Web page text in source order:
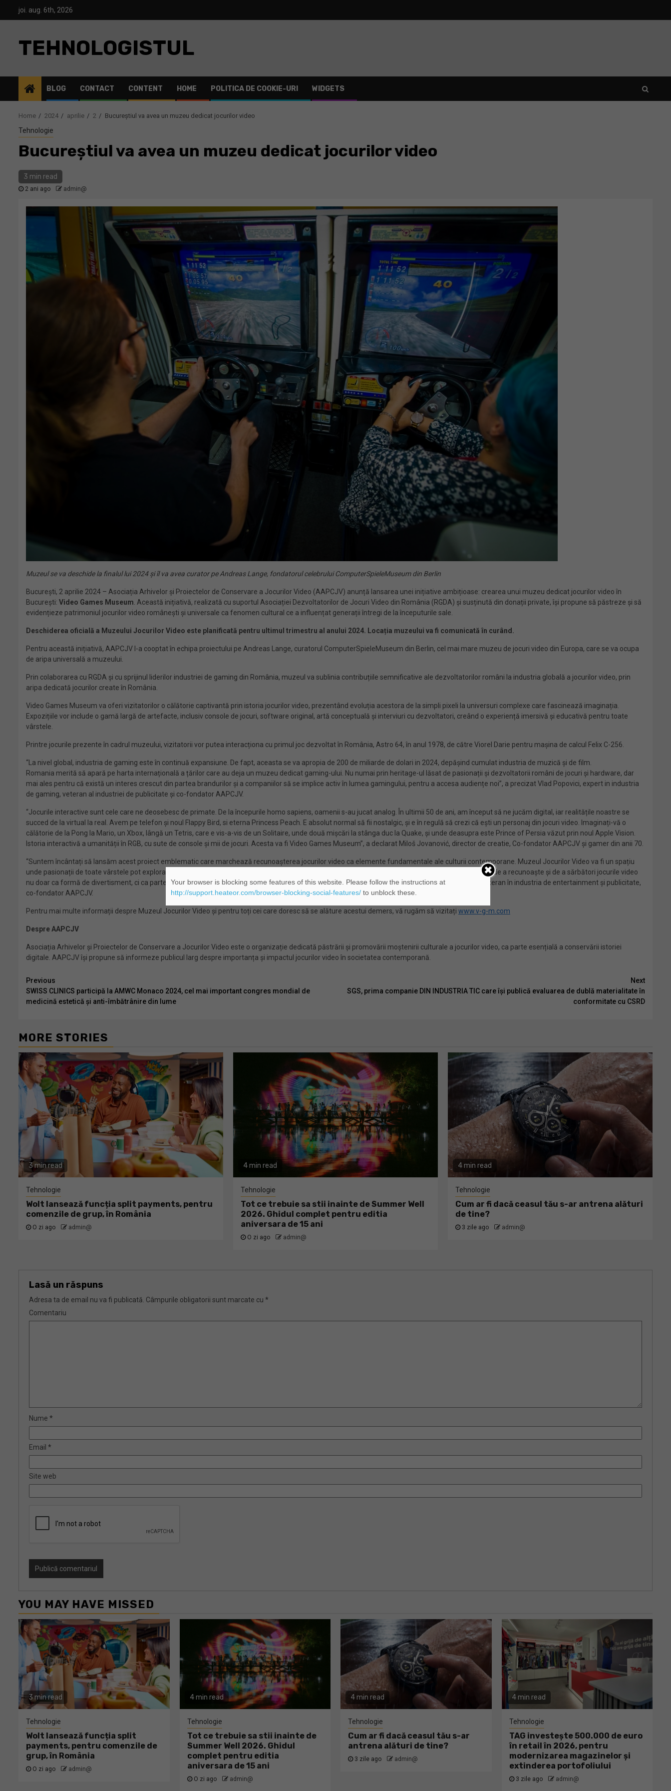
joi. aug. 6th, 2026
TEHNOLOGISTUL
BLOG CONTACT CONTENT HOME POLITICA DE COOKIE-URI WIDGETS
Home 2024 aprilie 2 Bucureștiul va avea un muzeu dedicat jocurilor video
Tehnologie
Bucureștiul va avea un muzeu dedicat jocurilor video
3 min read
2 ani ago admin@
Muzeul se va deschide la finalul lui 2024și îl va avea curator pe Andreas Lange, fondatorul celebruluiComputerSpieleMuseum din Berlin
București, 2 aprilie 2024 – Asociația Arhivelor și Proiectelor de Conservare a Jocurilor Video (AAPCJV) anunță lansarea unei inițiative ambițioase: crearea unui muzeu dedicat jocurilor video în
București: Video Games Museum . Această inițiativă, realizată cu suportul Asociației Dezvoltatorilor de Jocuri Video din România (RGDA) și susținută din donații private, își propune să păstreze și să
evidențieze patrimoniul jocurilor video românești și universale ca fenomen cultural ce a influențat generații întregi de la începuturile sale.
Deschiderea oficială a Muzeului Jocurilor Video este planificată pentru ultimul trimestru al anului 2024. Locația muzeului va fi comunicată în curând.
Pentru această inițiativă, AAPCJV l-a cooptat în echipa proiectului pe Andreas Lange, curatorul ComputerSpieleMuseum din Berlin, cel mai mare muzeu de jocuri video din Europa, care se va ocupa
de aripa universală a muzeului.
Prin colaborarea cu RGDA și cu sprijinul liderilor industriei de gaming din România, muzeul va sublinia contribuțiile semnificative ale dezvoltatorilor români la industria globală a jocurilor video, prin
aripa dedicată jocurilor create în România.
Video Games Museum va oferi vizitatorilor o călătorie captivantă prin istoria jocurilor video, prezentând evoluția acestora de la simpli pixeli la universuri complexe care fascinează imaginația.
Expozițiile vor include o gamă largă de artefacte, inclusiv console de jocuri, software original, artă conceptuală și interviuri cu dezvoltatori, creând o experiență imersivă și educativă pentru toate
vârstele.
Printre jocurile prezente în cadrul muzeului, vizitatorii vor putea interacționa cu primul joc dezvoltat în România, Astro 64, în anul 1978, de către Viorel Darie pentru mașina de calcul Felix C-256.
“La nivel global, industria de gaming este în continuă expansiune. De fapt, aceasta se va apropia de 200 de miliarde de dolari in 2024, depășind cumulat industria de muzică și de film.
Romania merită să apară pe harta internațională a țărilor care au deja un muzeu dedicat gaming-ului. Nu numai prin heritage-ul lăsat de pasionații și dezvoltatorii români de jocuri și hardware, dar
mai ales pentru că există un interes crescut din partea brandurilor și a companiilor să se implice activ în lumea gamingului, pentru a accesa audiențe noi”, a precizat Vlad Popovici, expert in industria
de gaming, veteran al industriei de publicitate și co-fondator AAPCJV.
“Jocurile interactive sunt cele care ne deosebesc de primate. De la începurile homo sapiens, oamenii s-au jucat analog. În ultimii 50 de ani, am început să ne jucăm digital, iar realitățile noastre se
succed de la virtual la real. Avem pe telefon și noul Flappy Bird, si eterna Princess Peach. E absolut normal să fii nostalgic, și e în regulă să crezi că ești un personaj din jocuri video. Imaginați-vă o
călătorie de la Pong la Mario, un Xbox, lângă un Tetris, care e vis-a-vis de un Solitaire, unde două mișcări la stânga duc la Quake, și unde deasupra este Prince of Persia văzut prin noul Apple Vision.
Istoria interactivă a umanității în RGB, cu sute de console și mii de jocuri. Acesta va fi Video Games Museum”, a declarat Miloš Jovanović, director de creatie, Co-fondator AAPCJV și gamer din anii 70.
“Suntem încântați să lansăm acest proiect emblematic care marchează recunoașterea jocurilor video ca elemente fundamentale ale culturii contemporane. Muzeul Jocurilor Video va fi un spațiu
unde pasionații de toate vârstele pot explora, învăța și găsi inspirație în istoria și arta jocurilor video. Această inițiativă subliniază angajamentul nostru de a recunoaște și de a sărbători jocurile video
nu doar ca formă de divertisment, ci ca parte importantă a patrimoniului cultural, care influențează generații întregi”, a declarat Adrian Ștefănoiu, veteran în industria de entertainment și publicitate,
co-fondator AAPCJV.
Pentru mai multe informații despre Muzeul Jocurilor Video și pentru toți cei care doresc să se alăture acestui demers, vă rugăm să vizitați www.v-g-m.com
Despre AAPCJV
Asociația Arhivelor și Proiectelor de Conservare a Jocurilor Video este o organizație dedicată păstrării și promovării moștenirii culturale a jocurilor video, ca parte esențială a conservării istoriei
digitale. AAPCJV își propune să informeze publicul larg despre importanța și impactul jocurilor video în societatea contemporană.
Continue
Reading
Previous
SWISS CLINICS participă la AMWC Monaco 2024, cel mai important congres mondial de
medicină estetică și anti-îmbătrânire din lume
Next
SGS, prima companie DIN INDUSTRIA TIC care își publică evaluarea de dublă materialitate în
conformitate cu CSRD
MORE STORIES
3 min read
Tehnologie
Wolt lansează funcția split payments, pentru
comenzile de grup, în România
O zi ago admin@
4 min read
Tehnologie
Tot ce trebuie sa stii inainte de Summer Well
2026. Ghidul complet pentru editia
aniversara de 15 ani
O zi ago admin@
4 min read
Tehnologie
Cum ar fi dacă ceasul tău s-ar antrena alături
de tine?
3 zile ago admin@
Lasă un răspuns
Adresa ta de email nu va fi publicată. Câmpurile obligatorii sunt marcate cu *
Comentariu
Nume *
Email *
Site web
YOU MAY HAVE MISSED
3 min read
Tehnologie
Wolt lansează funcția split
payments, pentru comenzile de
grup, în România
O zi ago admin@
4 min read
Tehnologie
Tot ce trebuie sa stii inainte de
Summer Well 2026. Ghidul
complet pentru editia
aniversara de 15 ani
O zi ago admin@
4 min read
Tehnologie
Cum ar fi dacă ceasul tău s-ar
antrena alături de tine?
3 zile ago admin@
4 min read
Tehnologie
TAG investește 500.000 de euro
în retail în 2026, pentru
modernizarea magazinelor și
extinderea portofoliului
3 zile ago admin@
Your browser is blocking some features of this website. Please follow the instructions at
http://support.heateor.com/browser-blocking-social-features/to unblock these.